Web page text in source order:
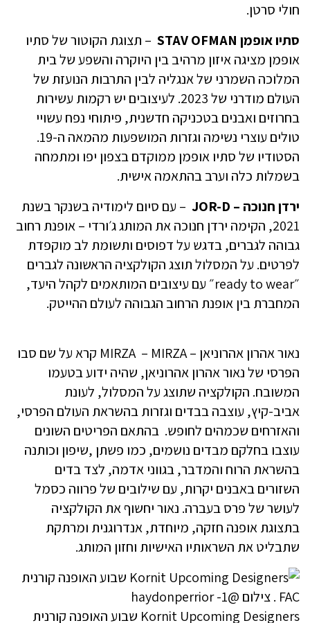
חולי סרטן.
סתיו אופמן STAV OFMAN
– תצוגת הקוטור של סתיו
אופמן מציגה איזון מרהיב בין היוקרה והשפע של בית
המלוכה השמרני של אנגליה לבין התרבות הנועזת של
העולם מודרני של 2023. לעיצובים יש רקמות עשירות
בחרוזים ואבנים בטכניקה חדשנית, פיתוחי נפח עשויי
טולים עוצרי נשימה וגזרות המושפעות מהמאה ה-19.
הסטודיו של סתיו אופמן ממוקדם בצפון יפו ומתמחה
בשמלות כלה וערב בהתאמה אישית.
ירדן חנוכה – JOR-D
– עם סיום לימודיה בשנקר בשנת
2021, הקימה ירדן חנוכה את המותג ג׳ורדי – אופנת רחוב
גבוהה לגברים, בדגש על דפוסים ותשומת לב מוקפדת
לפרטים. על המסלול תוצג הקולקציה הראשונה לגברים
״ready to wear״ עם עיצובים המותאמים לקהל היעד,
המחברת בין אופנת הרחוב הגבוהה לעולם ההייטק.
נאור אהרון אהרוניאן – MIRZA – MIRZA קרא על שם סבו
הפרסי של נאור אהרון אהרוניאן, שהיה ידוע בטעמו
המשובח. הקולקציה שתוצג על המסלול, לעונת
אביב-קיץ, עוצבה בבדים וגזרות בהשראת העולם הפרסי,
והאזרחים שכמהים לחופש. בהתאם הפריטים השונים
עוצבו בחלקם מבדים נושמים, כמו פשתן ,שיפון וכותנה
בהשראת הרוח והמדבר, בגווני אדמה, לצד בדים
השזורים באבנים יקרות, עם שילובים של פרווה כסמל
לעושר של פרס בעברה. נאור יחשוף את הקולקציה
בתצוגת אופנה חזקה, מיוחדת, אנדרוגנית ומרתקת
שתבליט את השראותיו האישיות וחזון המותג.
Kornit Upcoming Designers שבוע האופנה קורנית